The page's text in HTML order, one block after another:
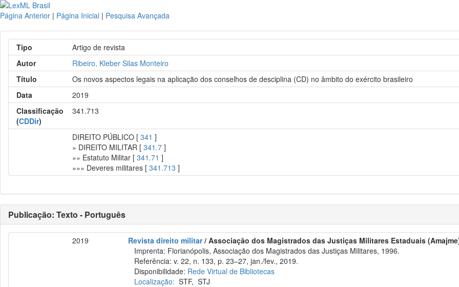
Página Anterior | Página Inicial | Pesquisa Avançada
Tipo
Artigo de revista
Autor
Ribeiro, Kleber Silas Monteiro
Título
Os novos aspectos legais na aplicação dos conselhos de desciplina (CD) no âmbito do exército brasileiro
Data
2019
Classificação
(CDDir)
341.713
DIREITO PÚBLICO [341 ]
» DIREITO MILITAR [341.7 ]
»» Estatuto Militar [341.71 ]
»»» Deveres militares [341.713 ]
Publicação: Texto - Português
2019 Revista direito militar/ Associação dos Magistrados das Justiças Militares Estaduais
Imprenta: Florianópolis, Associação dos Magistrados das Justiças Militares, 1996.
Referência: v. 22, n. 133, p. 23–27, jan./fev., 2019.
Disponibilidade: Rede Virtual de Bibliotecas
Localização: STF,STJ